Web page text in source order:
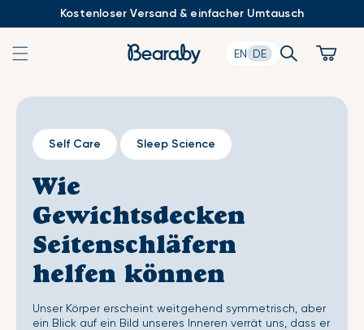
Kostenloser Versand & einfacher Umtausch
EN DE Search Cart
Self Care Sleep Science
Wie
Gewichtsdecken
Seitenschläfern
helfen können
Unser Körper erscheint weitgehend symmetrisch, aber
ein Blick auf ein Bild unseres Inneren verrät uns, dass er